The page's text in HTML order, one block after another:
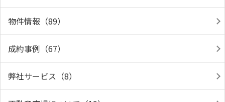
物件情報（89）
成約事例（67）
弊社サービス（8）